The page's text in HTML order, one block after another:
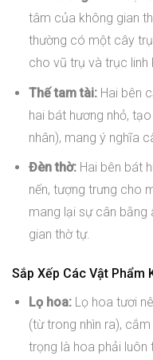
tâm của không gian
thường có một cây
cho vũ trụ và trục linh
Thế tam tài:Hai bên
hai bát hương nhỏ,
nhân), mang ý nghĩa
Đèn thờ:Hai bên bát
nến, tượng trưng cho
mang lại sự cân
gian thờ tự.
Sắp Xếp Các Vật Phẩm
Lọ hoa:Lọ hoa tươi
(từ trong nhìn ra),
trọng là hoa phải luôn